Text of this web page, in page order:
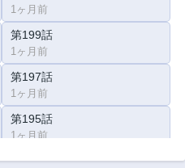
1ヶ月前
第199話
1ヶ月前
第197話
1ヶ月前
第195話
1ヶ月前
第193話